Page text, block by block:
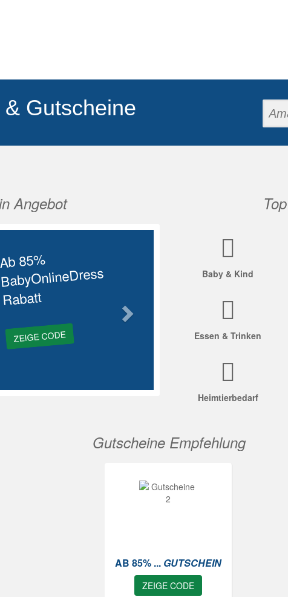
Gutscheine
Angebot
Ab 85%
BabyOnlineDress
Rabatt
ZEIGE CODE
Baby & Kind
Essen & Trinken
Heimtierbedarf
Gutscheine Empfehlung
AB 85% ... GUTSCHEIN
ZEIGE CODE